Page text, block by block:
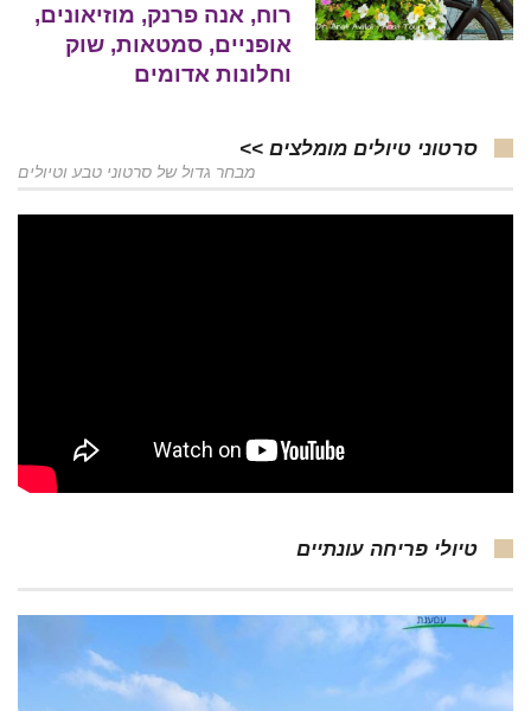
רוח, אנה פרנק, מוזיאונים,
אופניים, סמטאות, שוק
וחלונות אדומים
סרטוני טיולים מומלצים >>
מבחר גדול של סרטוני טבע וטיולים
טיולי פריחה עונתיים